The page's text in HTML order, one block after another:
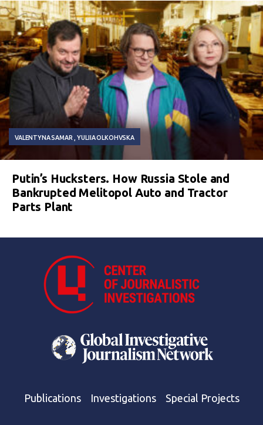
VALENTYNA SAMAR YULIIA OLKOHVSKA
Putin’s Hucksters. How Russia Stole and
Bankrupted Melitopol Auto and Tractor
Parts Plant
Publications Investigations Special Projects